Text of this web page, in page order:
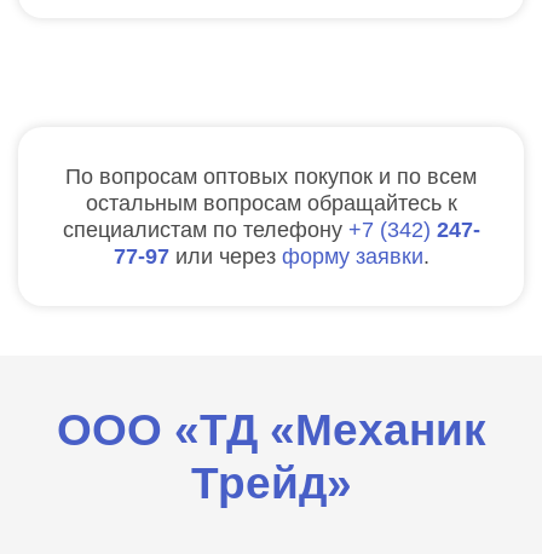
По вопросам оптовых покупок и по всем
остальным вопросам обращайтесь к
специалистам по телефону
7 342 247-
77-97 или через форму заявки.
ООО «ТД «Механик
Трейд»